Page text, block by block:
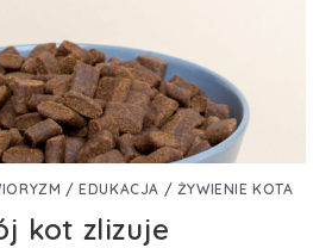
/EDUKACJA / ŻYWIENIE KOTA
kot zlizuje